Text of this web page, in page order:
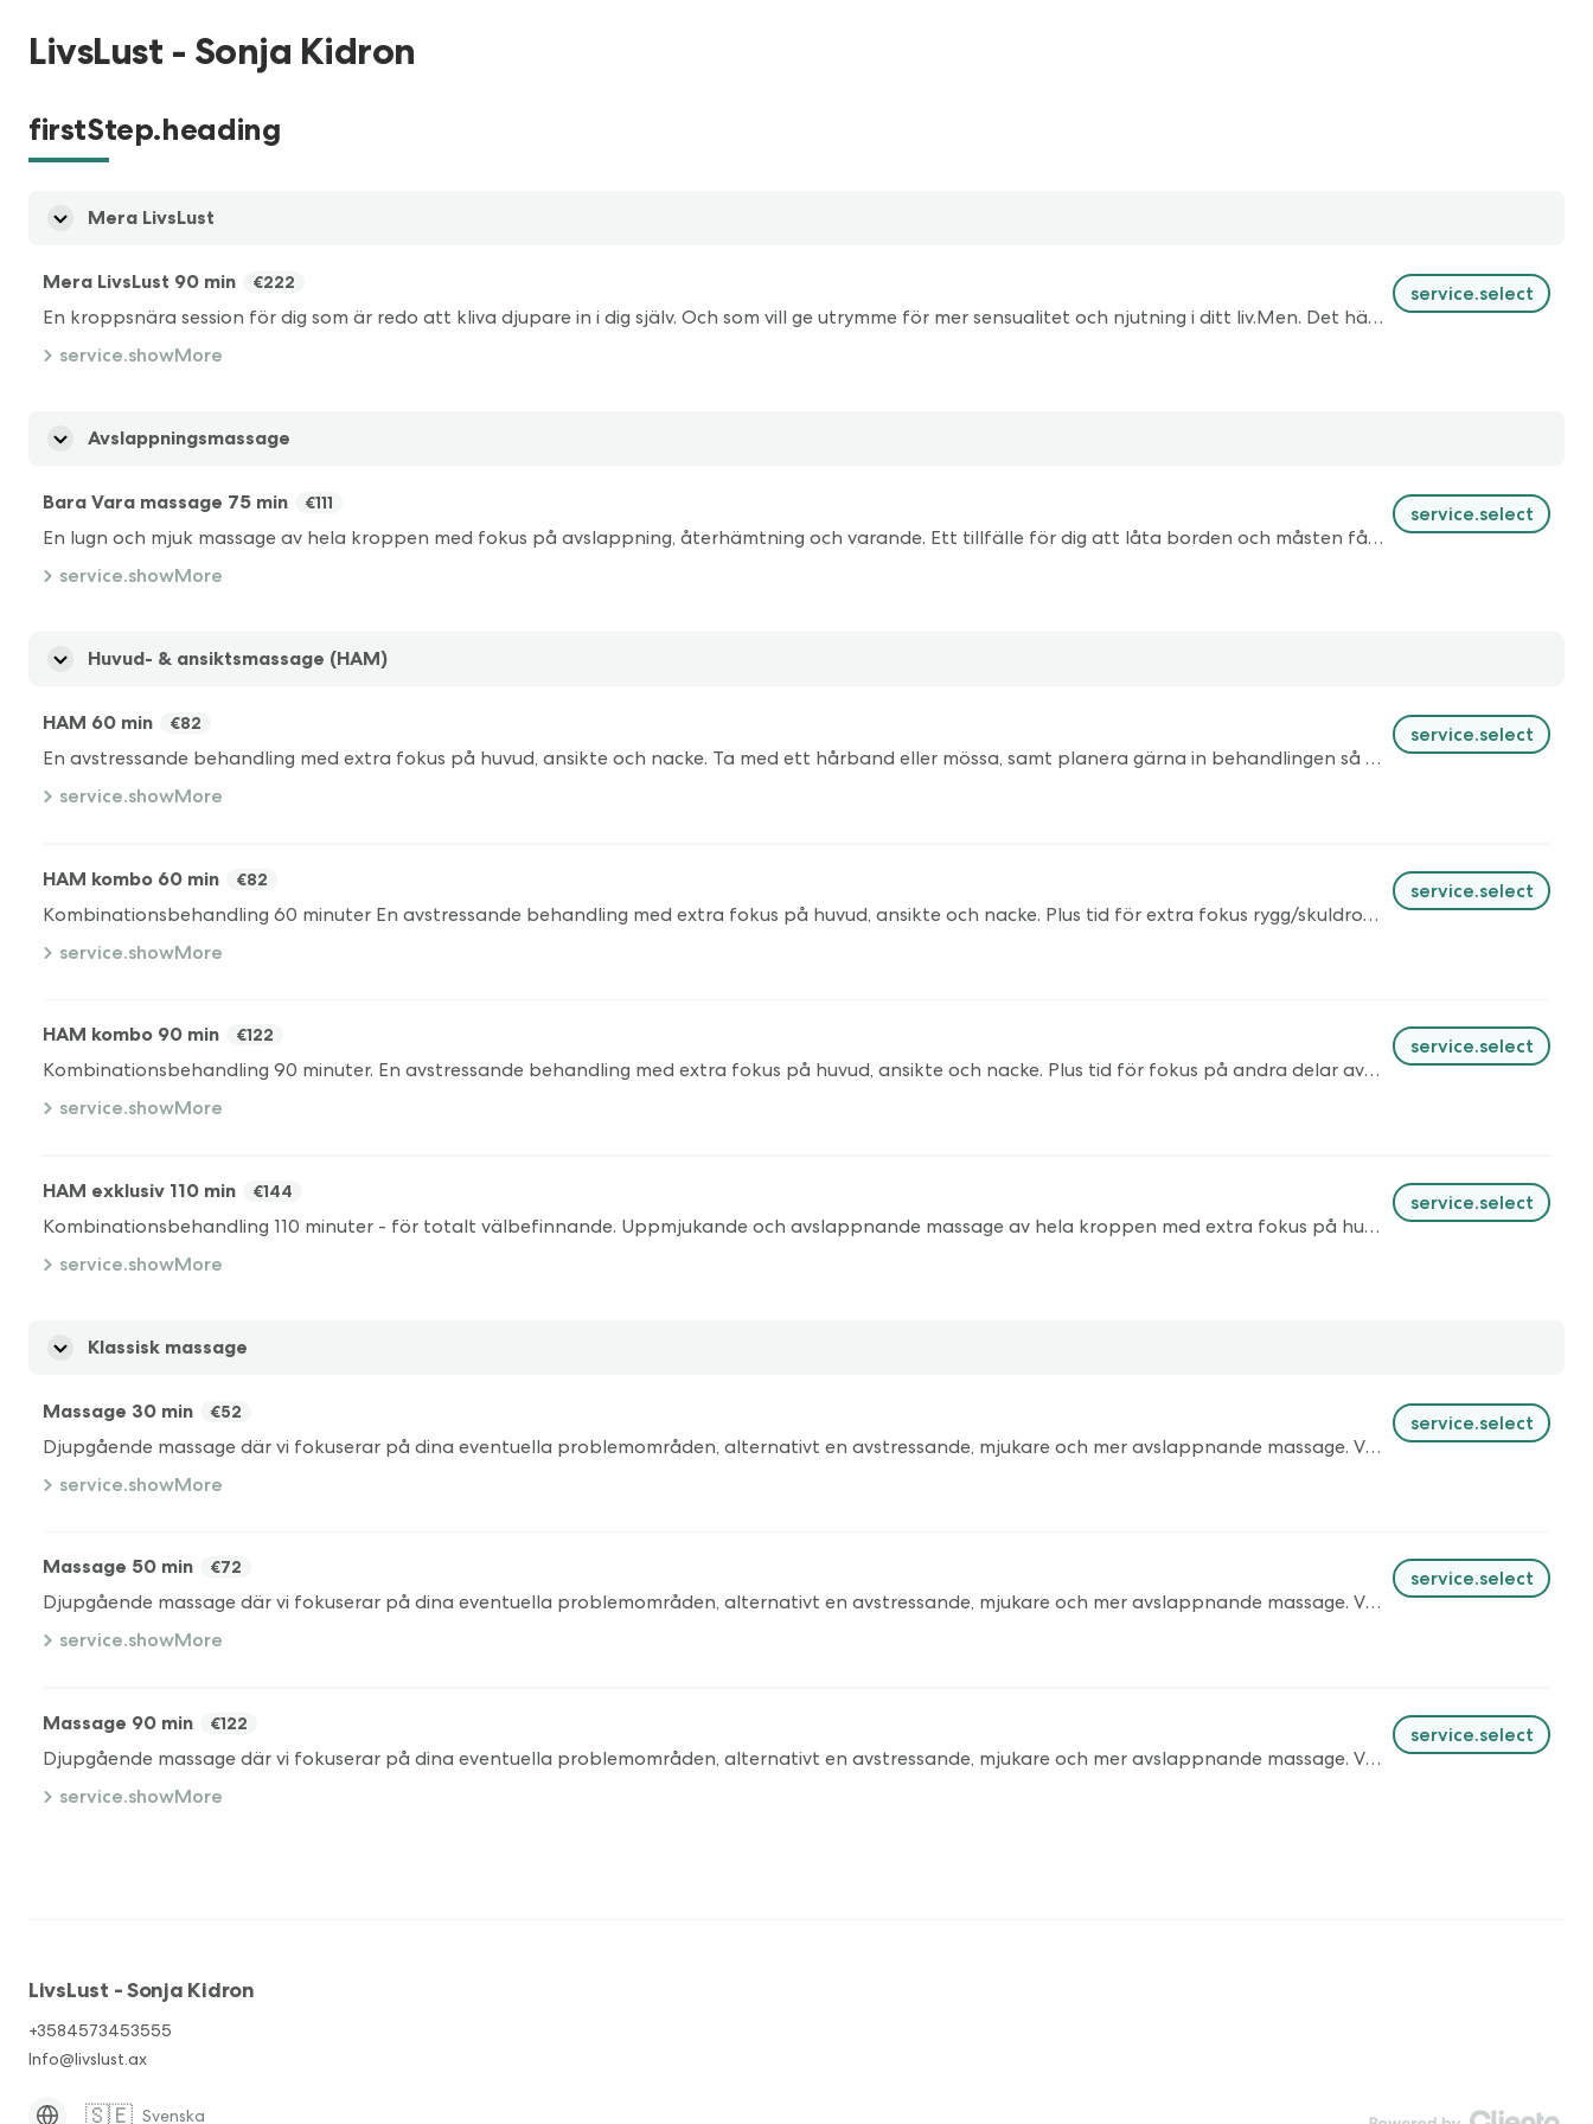
LivsLust - Sonja Kidron
firstStep.heading
Mera LivsLust
Mera LivsLust 90 min €222
En kroppsnära session för dig som är redo att kliva djupare in i dig själv. Och som vill ge utrymme för mer sensualitet och njutning i ditt liv.​ Men. Det här är en session som är så mycket mer än bara en plats för njutning. Det här är ett utrymme för dig som är committad att möta dig själv. Även i det som är potentiellt obekvämt. För ofta är det precis här, som den största magin finns.​​ Och den största njutningen. När vi vågar möta och ge plats för alla delar av oss. Du behöver inte veta hur. Men du behöver vilja möta det som är levande i dig.​
service.showMore
service.select
Avslappningsmassage
Bara Vara massage 75 min €111
En lugn och mjuk massage av hela kroppen med fokus på avslappning, återhämtning och varande. Ett tillfälle för dig att låta borden och måsten få kliva åt sidan en stund och att landa i kroppen och i andetaget. Utan att där finns något som helst att göra, bara vara. Sessionen avslutas med Frekvensvila - en stunds total avslappning till ljudet av min magiska kristallskål.
service.showMore
service.select
Huvud- & ansiktsmassage (HAM)
HAM 60 min €82
En avstressande behandling med extra fokus på huvud, ansikte och nacke. Ta med ett hårband eller mössa, samt planera gärna in behandlingen så att du inte ska på festligheter eller viktigheter direkt efteråt. Du kommer att få massa härlig olja i håret och dessutom vara skönt avslappnad.
service.showMore
service.select
HAM kombo 60 min €82
Kombinationsbehandling 60 minuter En avstressande behandling med extra fokus på huvud, ansikte och nacke. Plus tid för extra fokus rygg/skuldror. Ta med ett hårband eller mössa, samt planera gärna in behandlingen så att du inte ska på festligheter eller viktigheter direkt efteråt. Du kommer att få massa härlig olja i håret och dessutom vara skönt avslappnad.
service.showMore
service.select
HAM kombo 90 min €122
Kombinationsbehandling 90 minuter. En avstressande behandling med extra fokus på huvud, ansikte och nacke. Plus tid för fokus på andra delar av kroppen som behöver uppmärksamhet. Ta med ett hårband eller mössa, samt planera gärna in behandlingen så att du inte ska på festligheter eller viktigheter direkt efteråt. Du kommer att få massa härlig olja i håret och dessutom vara skönt avslappnad.
service.showMore
service.select
HAM exklusiv 110 min €144
Kombinationsbehandling 110 minuter - för totalt välbefinnande. Uppmjukande och avslappnande massage av hela kroppen med extra fokus på huvud, ansikte och nacke. Avslutas med Frekvensvila - en stunds total avslappning till ljudet av min magiska kristallskål. En djupt avslappnande behandling för hela dig. Ta med ett hårband eller mössa, samt planera gärna in behandlingen så att du inte ska på festligheter eller viktigheter direkt efteråt. Du kommer att få massa härlig olja i håret och dessutom vara skönt avslappnad.
service.showMore
service.select
Klassisk massage
Massage 30 min €52
Djupgående massage där vi fokuserar på dina eventuella problemområden, alternativt en avstressande, mjukare och mer avslappnande massage. Vi lägger upp behandlingen helt anpassad efter dig och dina behov.
service.showMore
service.select
Massage 50 min €72
Djupgående massage där vi fokuserar på dina eventuella problemområden, alternativt en avstressande, mjukare och mer avslappnande massage. Vi lägger upp behandlingen helt anpassad efter dig och dina behov.
service.showMore
service.select
Massage 90 min €122
Djupgående massage där vi fokuserar på dina eventuella problemområden, alternativt en avstressande, mjukare och mer avslappnande massage. Vi lägger upp behandlingen helt anpassad efter dig och dina behov.
service.showMore
service.select
LivsLust - Sonja Kidron
+3584573453555
Info@livslust.ax
🇸🇪 Svenska